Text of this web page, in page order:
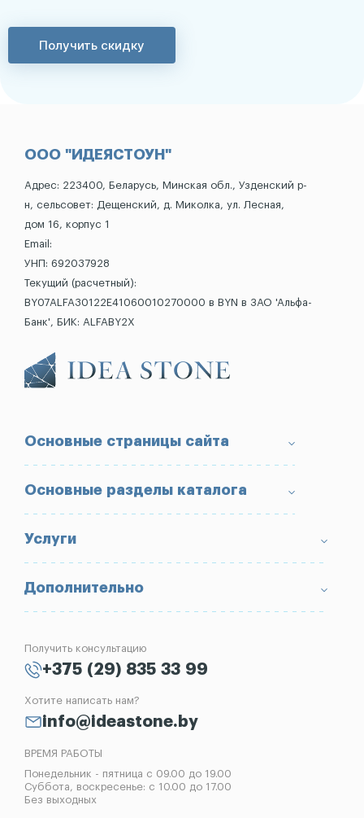
Получить скидку
ООО "ИДЕЯСТОУН"
Адрес: 223400, Беларусь, Минская обл., Узденский р-
н, сельсовет: Дещенский, д. Миколка, ул. Лесная,
дом 16, корпус 1
Email:
УНП: 692037928
Текущий (расчетный):
BY07ALFA30122E41060010270000 в BYN в ЗАО 'Альфа-
Банк', БИК: ALFABY2X
Основные страницы сайта
О компании
Доставка и оплата
Условия возврата товара
Портфолио
Вопрос-Ответ
Блог
Контакты
Основные разделы каталога
Памятники
Ограды
Надгробные плиты
Вазы
Услуги
Благоустройство могил
Изготовление памятников
Рассрочка на памятник
Реставрация памятников
Демонтаж памятников
Дополнительно
Получить консультацию
+375 (29) 835 33 99
Хотите написать нам?
info@ideastone.by
ВРЕМЯ РАБОТЫ
Понедельник - пятница с 09.00 до 19.00
Суббота, воскресенье: с 10.00 до 17.00
Без выходных